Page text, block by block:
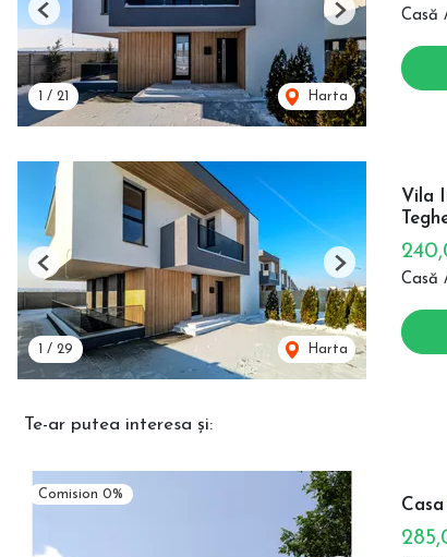
1 / 21 Harta
Previous Next Casă
1 / 29 Harta
Previous Next
Vila
Casă
Te-ar putea interesa și:
Comision 0%